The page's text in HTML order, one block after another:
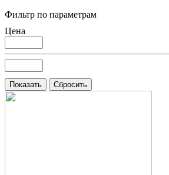
Фильтр по параметрам
Цена